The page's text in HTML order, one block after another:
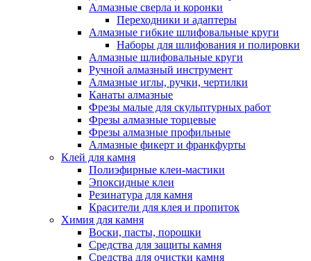
Алмазные сверла и коронки
Переходники и адаптеры
Алмазные гибкие шлифовальные круги
Наборы для шлифования и полировки
Алмазные шлифовальные круги
Ручной алмазный инструмент
Алмазные иглы, ручки, чертилки
Канаты алмазные
Фрезы малые для скульптурных работ
Фрезы алмазные торцевые
Фрезы алмазные профильные
Алмазные фикерт и франкфурты
Клей для камня
Полиэфирные клеи-мастики
Эпоксидные клеи
Резинатура для камня
Красители для клея и пропиток
Химия для камня
Воски, пасты, порошки
Средства для защиты камня
Средства для очистки камня